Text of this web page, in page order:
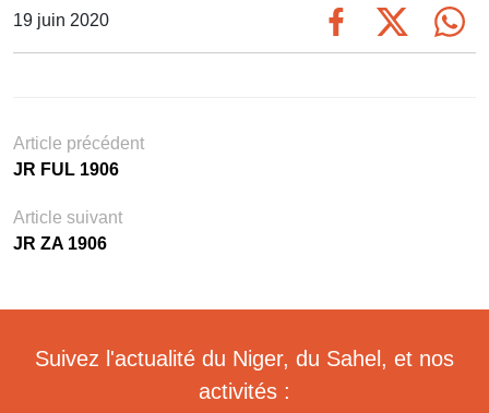
19 juin 2020
Article précédent
JR FUL 1906
Article suivant
JR ZA 1906
Suivez l'actualité du Niger, du Sahel, et nos
activités :